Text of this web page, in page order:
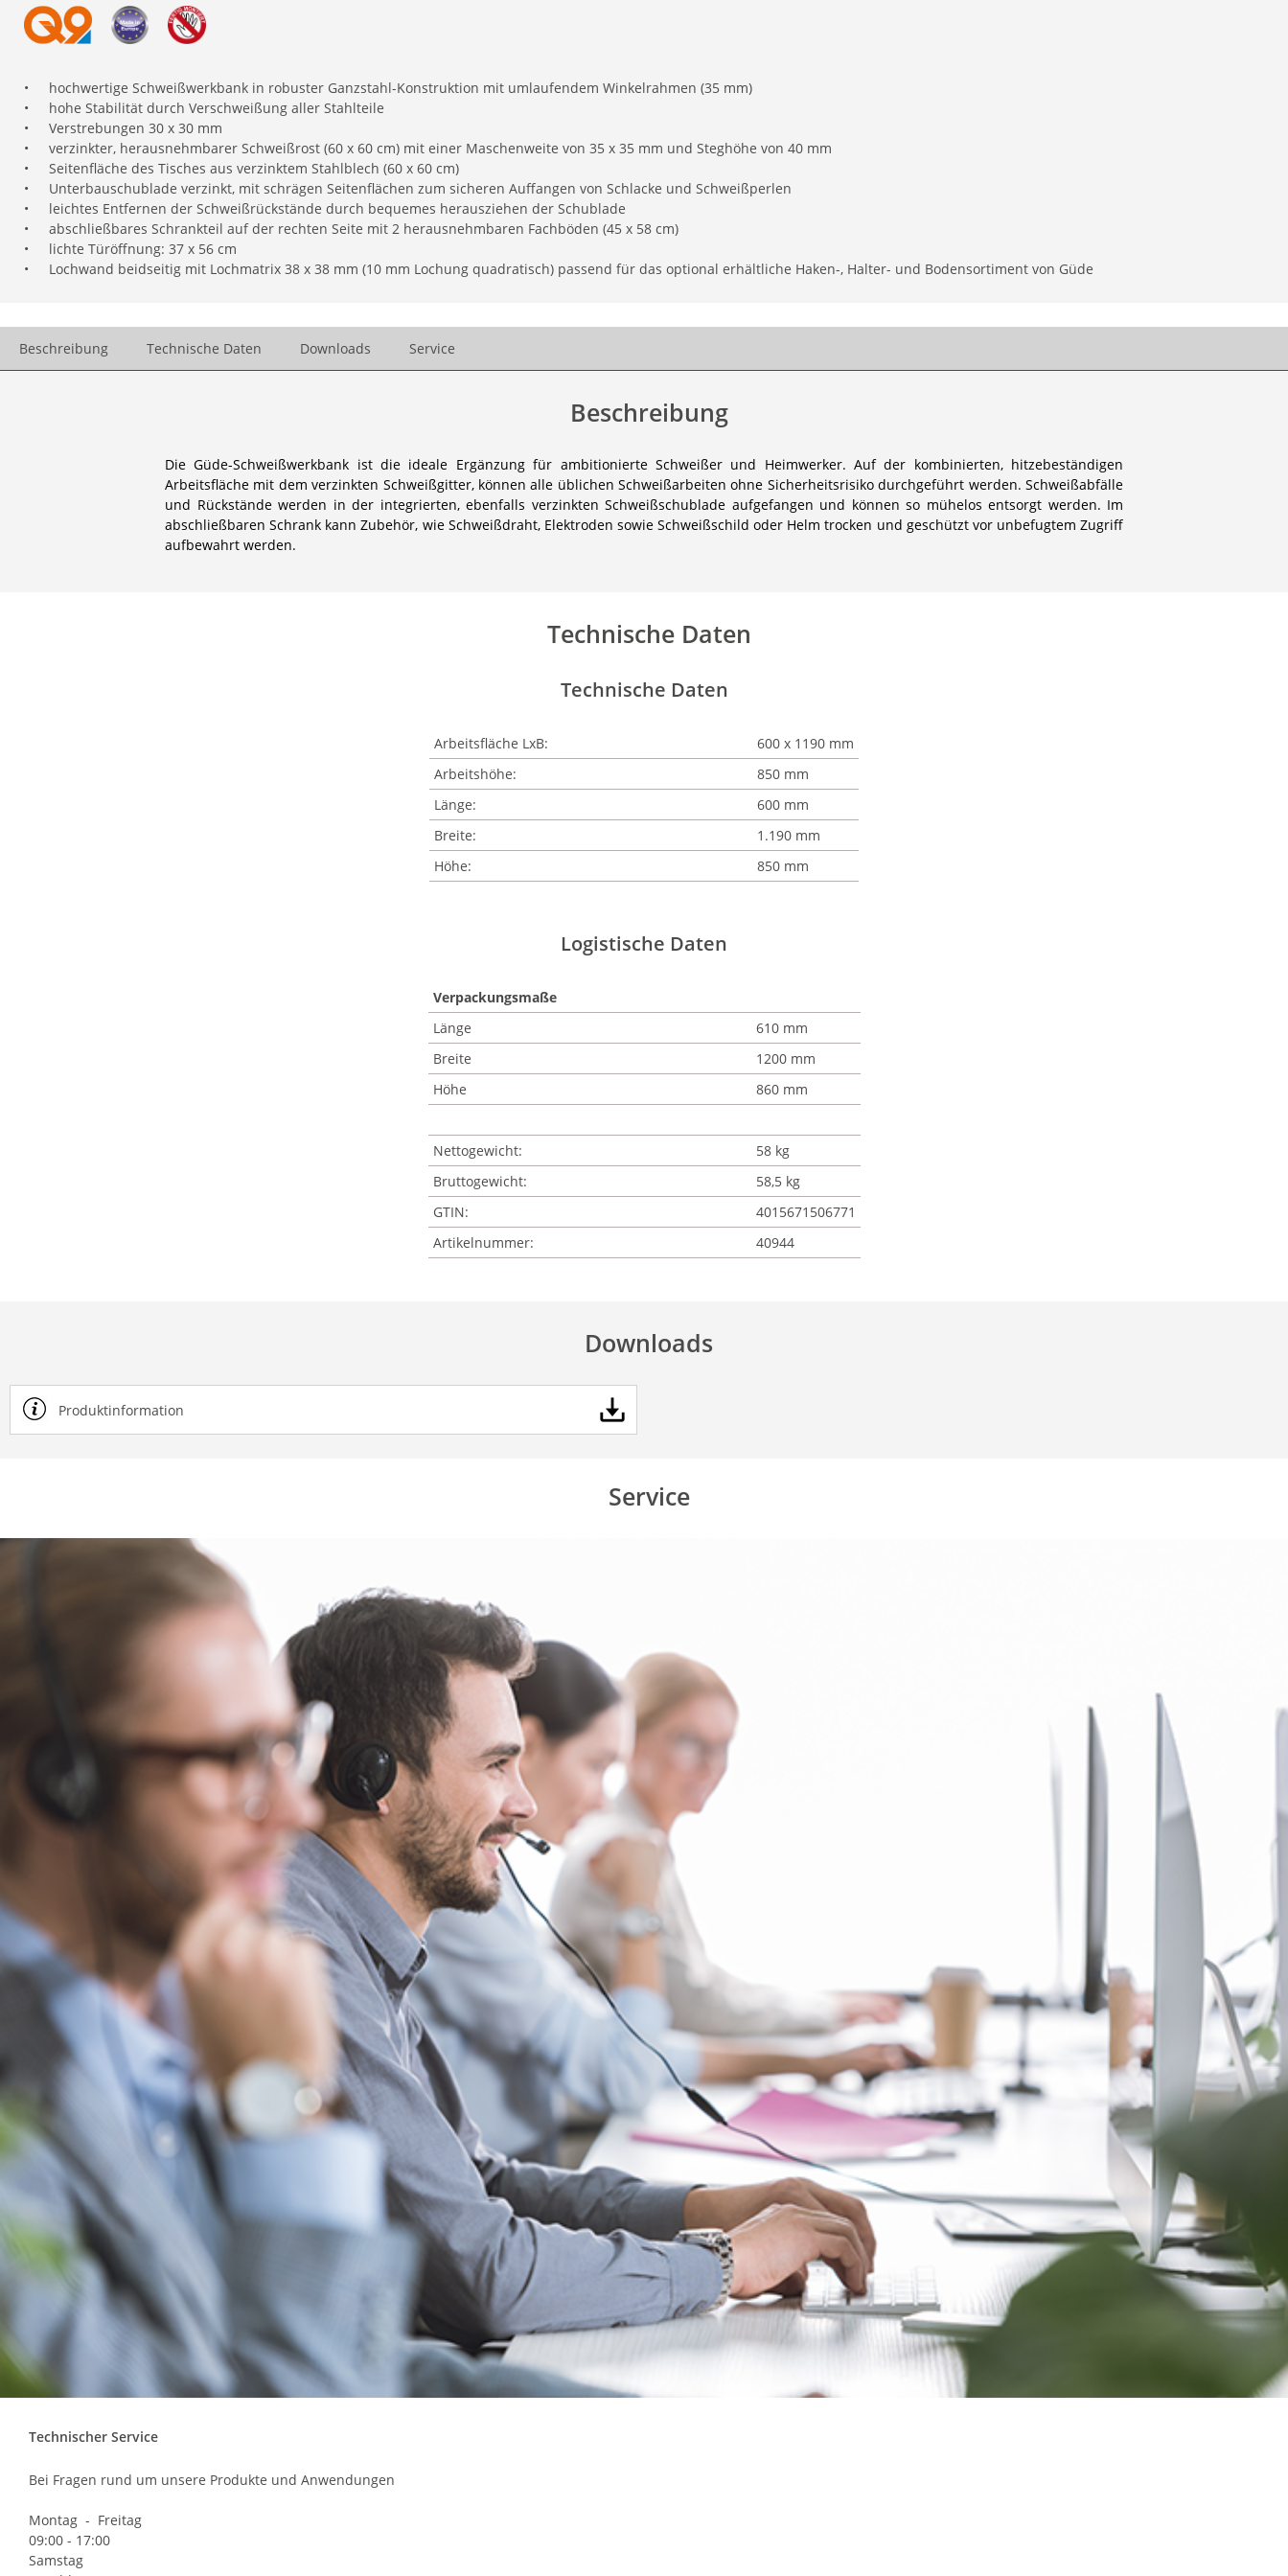
•
hochwertige Schweißwerkbank in robuster Ganzstahl-Konstruktion mit umlaufendem Winkelrahmen (35 mm)
•
hohe Stabilität durch Verschweißung aller Stahlteile
•
Verstrebungen 30 x 30 mm
•
verzinkter, herausnehmbarer Schweißrost (60 x 60 cm) mit einer Maschenweite von 35 x 35 mm und Steghöhe von 40 mm
•
Seitenfläche des Tisches aus verzinktem Stahlblech (60 x 60 cm)
•
Unterbauschublade verzinkt, mit schrägen Seitenflächen zum sicheren Auffangen von Schlacke und Schweißperlen
•
leichtes Entfernen der Schweißrückstände durch bequemes herausziehen der Schublade
•
abschließbares Schrankteil auf der rechten Seite mit 2 herausnehmbaren Fachböden (45 x 58 cm)
•
lichte Türöffnung: 37 x 56 cm
•
Lochwand beidseitig mit Lochmatrix 38 x 38 mm (10 mm Lochung quadratisch) passend für das optional erhältliche Haken-, Halter- und Bodensortiment von Güde
Beschreibung Technische Daten Downloads Service
Beschreibung
Die Güde-Schweißwerkbank ist die ideale Ergänzung für ambitionierte Schweißer und Heimwerker. Auf der kombinierten, hitzebeständigen
Arbeitsfläche mit dem verzinkten Schweißgitter, können alle üblichen Schweißarbeiten ohne Sicherheitsrisiko durchgeführt werden. Schweißabfälle
und Rückstände werden in der integrierten, ebenfalls verzinkten Schweißschublade aufgefangen und können so mühelos entsorgt werden. Im
abschließbaren Schrank kann Zubehör, wie Schweißdraht, Elektroden sowie Schweißschild oder Helm trocken und geschützt vor unbefugtem Zugriff
aufbewahrt werden.
Technische Daten
Technische Daten
Arbeitsfläche LxB:
600 x 1190 mm
Arbeitshöhe:
850 mm
Länge:
600 mm
Breite:
1.190 mm
Höhe:
850 mm
Logistische Daten
Verpackungsmaße
Länge
610 mm
Breite
1200 mm
Höhe
860 mm
Nettogewicht:
58 kg
Bruttogewicht:
58,5 kg
GTIN:
4015671506771
Artikelnummer:
40944
Downloads
Produktinformation
Service
Technischer Service
Bei Fragen rund um unsere Produkte und Anwendungen
Montag - Freitag
09:00 - 17:00
Samstag